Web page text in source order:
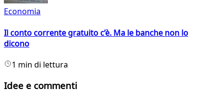
Economia
Il conto corrente gratuito c’è. Ma le banche non lo
dicono
1 min di lettura
Idee e commenti